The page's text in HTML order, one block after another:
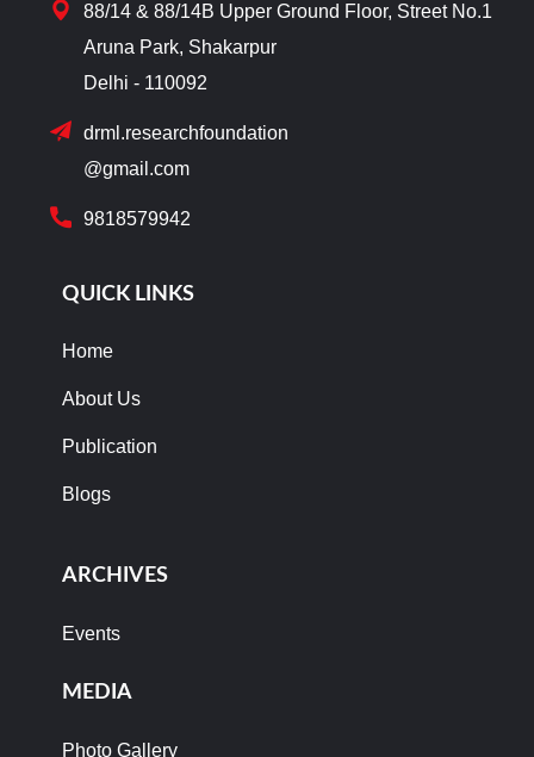
88/14 & 88/14B Upper Ground Floor, Street No.1
Aruna Park, Shakarpur
Delhi - 110092
drml.researchfoundation
@gmail.com
9818579942
QUICK LINKS
Home
About Us
Publication
Blogs
ARCHIVES
Events
MEDIA
Photo Gallery